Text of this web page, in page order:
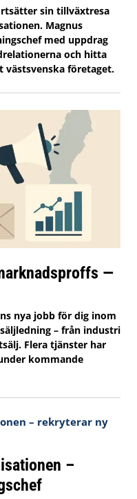
sin tillväxtresa
Magnus
med uppdrag
och hitta
västsvenska företaget.
—
nya jobb för dig inom
– från industri
Flera tjänster har
kommande
–